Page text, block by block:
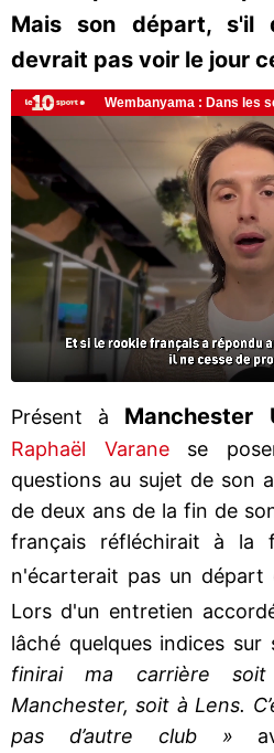
Mais son départ, s'il
devrait pas voir le jour
Présent à Manchester
Raphaël Varane se
questions au sujet de son
de deux ans de la fin de
français réfléchirait à la
n'écarterait pas un départ
Lors d'un entretien
lâché quelques indices sur
finirai ma carrière
Manchester, soit à Lens.
pas d’autre club »